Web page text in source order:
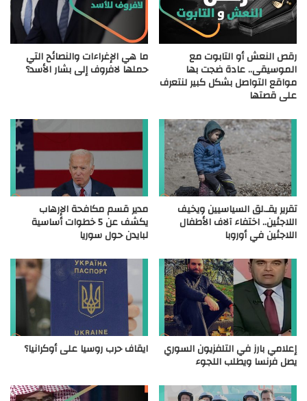
رقص النعش أو التابوت مع
الموسيقى.. عادة ضجت بها
مواقع التواصل بشكل كبير لنتعرف
على قصتها
ما هي الإغراءات والنصائح التي
حملها لافروف إلى بشار الأسد؟
تقرير يقـ.لق السياسيين ويخيف
اللاجئين.. اختفاء آلاف الأطفال
اللاجئين في أوروبا
مدير قسم مكافحة الإرهاب
يكشف عن 5 خطوات أساسية
لبايدن حول سوريا
إعلامي بارز في التلفزيون السوري
يصل فرنسا ويطلب اللجوء
ايقاف حرب روسيا على أوكرانيا؟